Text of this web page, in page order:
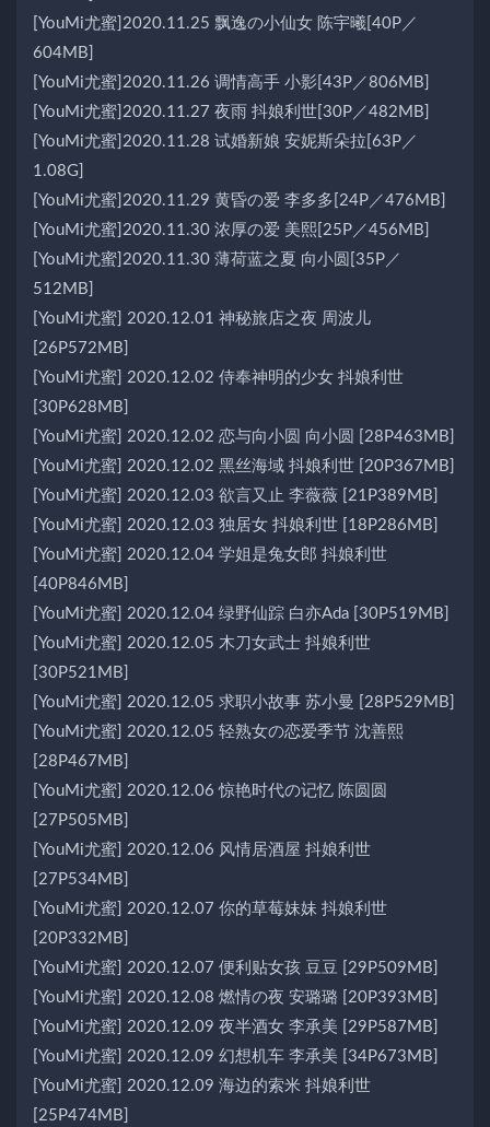
[YouMi尤蜜]2020.11.25 飘逸の小仙女 陈宇曦[40P／
604MB]
[YouMi尤蜜]2020.11.26 调情高手 小影[43P／806MB]
[YouMi尤蜜]2020.11.27 夜雨 抖娘利世[30P／482MB]
[YouMi尤蜜]2020.11.28 试婚新娘 安妮斯朵拉[63P／
1.08G]
[YouMi尤蜜]2020.11.29 黄昏の爱 李多多[24P／476MB]
[YouMi尤蜜]2020.11.30 浓厚の爱 美熙[25P／456MB]
[YouMi尤蜜]2020.11.30 薄荷蓝之夏 向小圆[35P／
512MB]
[YouMi尤蜜] 2020.12.01 神秘旅店之夜 周波儿
[26P572MB]
[YouMi尤蜜] 2020.12.02 侍奉神明的少女 抖娘利世
[30P628MB]
[YouMi尤蜜] 2020.12.02 恋与向小圆 向小圆 [28P463MB]
[YouMi尤蜜] 2020.12.02 黑丝海域 抖娘利世 [20P367MB]
[YouMi尤蜜] 2020.12.03 欲言又止 李薇薇 [21P389MB]
[YouMi尤蜜] 2020.12.03 独居女 抖娘利世 [18P286MB]
[YouMi尤蜜] 2020.12.04 学姐是兔女郎 抖娘利世
[40P846MB]
[YouMi尤蜜] 2020.12.04 绿野仙踪 白亦Ada [30P519MB]
[YouMi尤蜜] 2020.12.05 木刀女武士 抖娘利世
[30P521MB]
[YouMi尤蜜] 2020.12.05 求职小故事 苏小曼 [28P529MB]
[YouMi尤蜜] 2020.12.05 轻熟女の恋爱季节 沈善熙
[28P467MB]
[YouMi尤蜜] 2020.12.06 惊艳时代の记忆 陈圆圆
[27P505MB]
[YouMi尤蜜] 2020.12.06 风情居酒屋 抖娘利世
[27P534MB]
[YouMi尤蜜] 2020.12.07 你的草莓妹妹 抖娘利世
[20P332MB]
[YouMi尤蜜] 2020.12.07 便利贴女孩 豆豆 [29P509MB]
[YouMi尤蜜] 2020.12.08 燃情の夜 安璐璐 [20P393MB]
[YouMi尤蜜] 2020.12.09 夜半酒女 李承美 [29P587MB]
[YouMi尤蜜] 2020.12.09 幻想机车 李承美 [34P673MB]
[YouMi尤蜜] 2020.12.09 海边的索米 抖娘利世
[25P474MB]